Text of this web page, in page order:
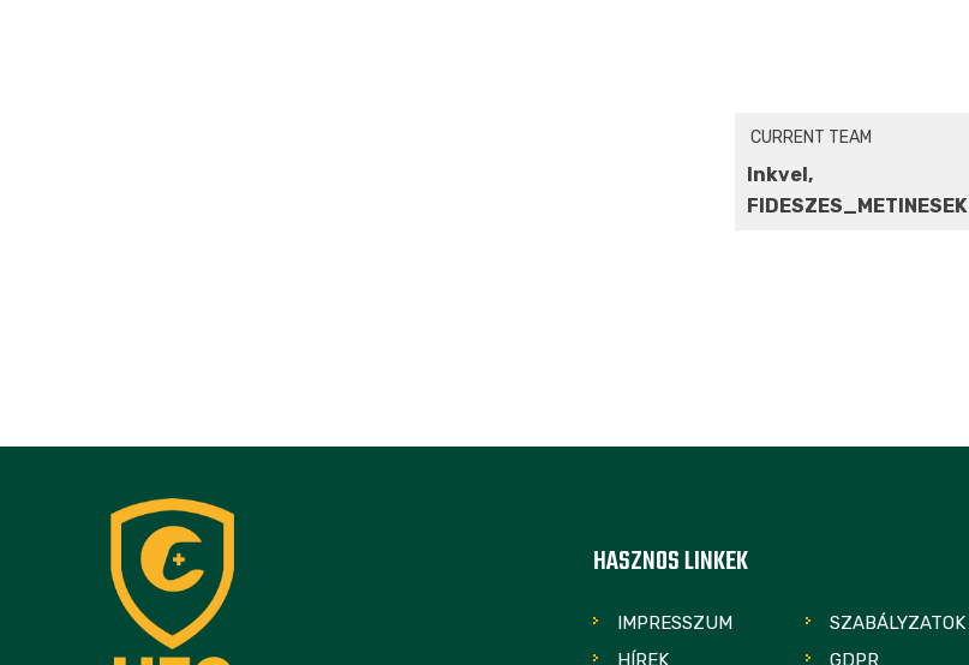
CURRENT TEAM
Inkvel,
FIDESZES_METINESEK
HASZNOS LINKEK
IMPRESSZUM
SZABÁLYZATOK
HÍREK
GDPR